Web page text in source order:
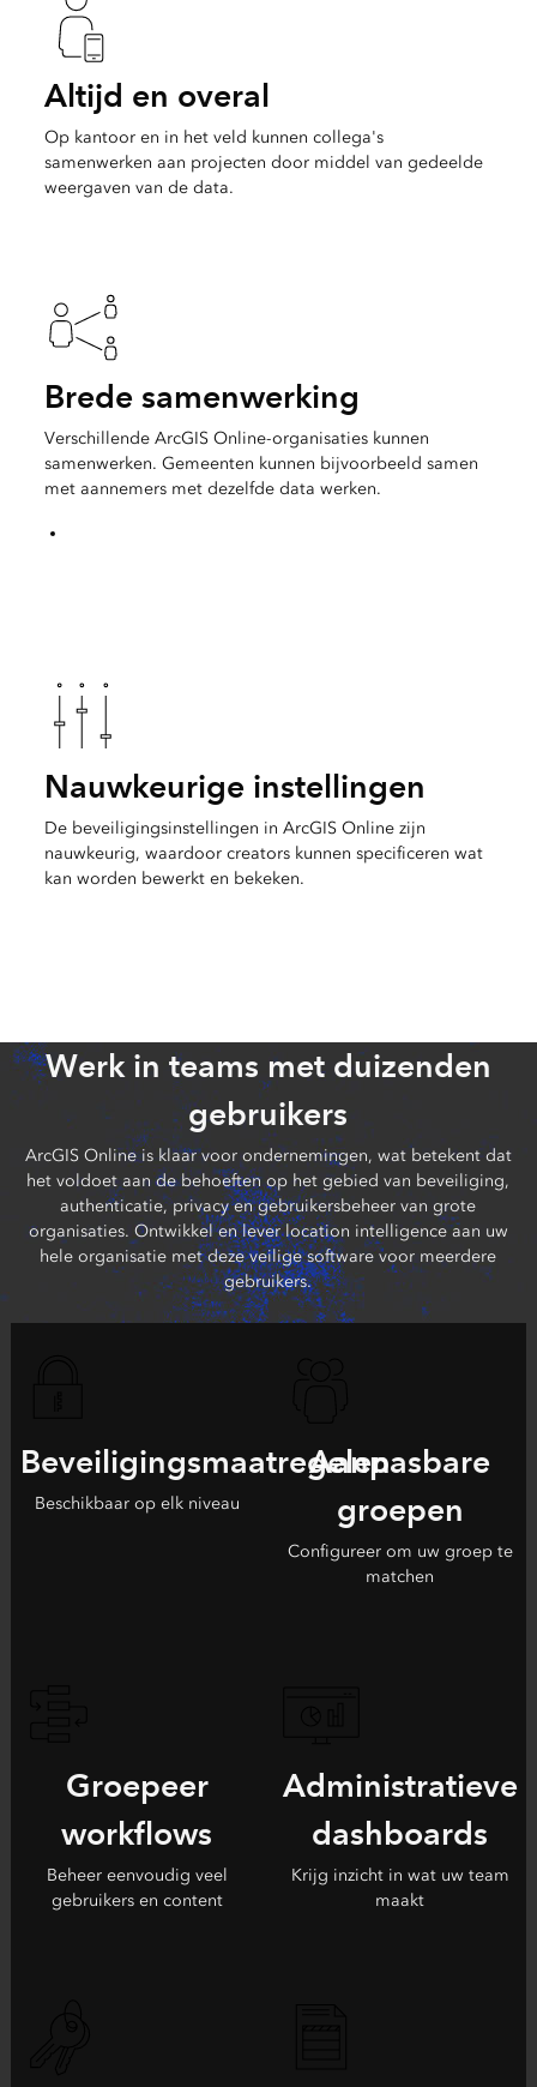
Altijd en overal
Op kantoor en in het veld kunnen collega's
samenwerken aan projecten door middel van gedeelde
weergaven van de data.
Brede samenwerking
Verschillende ArcGIS Online-organisaties kunnen
samenwerken. Gemeenten kunnen bijvoorbeeld samen
met aannemers met dezelfde data werken.
Nauwkeurige instellingen
De beveiligingsinstellingen in ArcGIS Online zijn
nauwkeurig, waardoor creators kunnen specificeren wat
kan worden bewerkt en bekeken.
Werk in teams met duizenden
gebruikers
ArcGIS Online is klaar voor ondernemingen, wat betekent dat
het voldoet aan de behoeften op het gebied van beveiliging,
authenticatie, privacy en gebruikersbeheer van grote
organisaties. Ontwikkel en lever location intelligence aan uw
hele organisatie met deze veilige software voor meerdere
gebruikers.
Beveiligingsmaatregelen
Beschikbaar op elk niveau
Aanpasbare
groepen
Configureer om uw groep te
matchen
Groepeer
workflows
Beheer eenvoudig veel
gebruikers en content
Administratieve
dashboards
Krijg inzicht in wat uw team
maakt